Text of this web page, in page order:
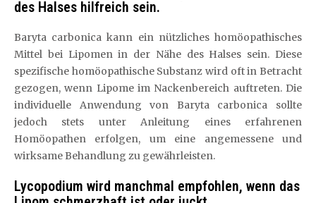
des Halses hilfreich sein.
Baryta carbonica kann ein nützliches homöopathisches
Mittel bei Lipomen in der Nähe des Halses sein. Diese
spezifische homöopathische Substanz wird oft in Betracht
gezogen, wenn Lipome im Nackenbereich auftreten. Die
individuelle Anwendung von Baryta carbonica sollte
jedoch stets unter Anleitung eines erfahrenen
Homöopathen erfolgen, um eine angemessene und
wirksame Behandlung zu gewährleisten.
Lycopodium wird manchmal empfohlen, wenn das